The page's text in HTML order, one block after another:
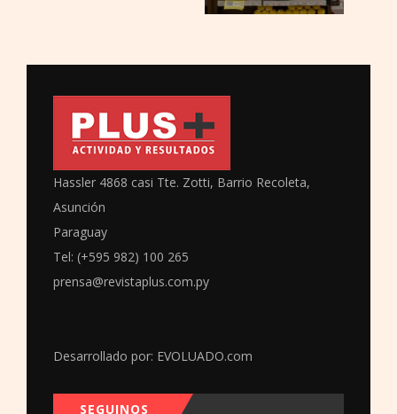
Hassler 4868 casi Tte. Zotti, Barrio Recoleta,
Asunción
Paraguay
Tel: (+595 982) 100 265
prensa@revistaplus.com.py
Desarrollado por: EVOLUADO.com
SEGUINOS